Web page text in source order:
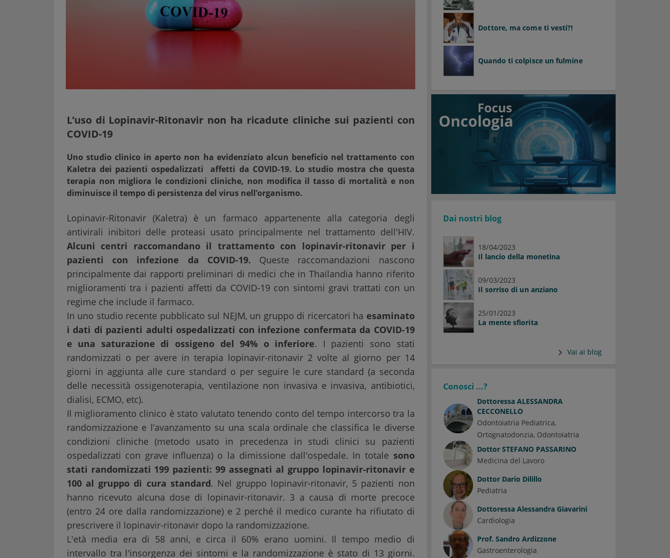
L’uso di Lopinavir-Ritonavir non ha ricadute cliniche sui pazienti con
COVID-19
Uno studio clinico in aperto non ha evidenziato alcun beneficio nel trattamento con
Kaletra dei pazienti ospedalizzati affetti da COVID-19. Lo studio mostra che questa
terapia non migliora le condizioni cliniche, non modifica il tasso di mortalità e non
diminuisce il tempo di persistenza del virus nell’organismo.
Lopinavir-Ritonavir (Kaletra) è un farmaco appartenente alla categoria degli
antivirali inibitori delle proteasi usato principalmente nel trattamento dell'HIV.
Alcuni centri raccomandano il trattamento con lopinavir-ritonavir per i
pazienti con infezione da COVID-19. Queste raccomandazioni nascono
principalmente dai rapporti preliminari di medici che in Thailandia hanno riferito
miglioramenti tra i pazienti affetti da COVID-19 con sintomi gravi trattati con un
regime che include il farmaco.
In uno studio recente pubblicato sul NEJM, un gruppo di ricercatori ha esaminato
i dati di pazienti adulti ospedalizzati con infezione confermata da COVID-19
e una saturazione di ossigeno del 94% o inferiore. I pazienti sono stati
randomizzati o per avere in terapia lopinavir-ritonavir 2 volte al giorno per 14
giorni in aggiunta alle cure standard o per seguire le cure standard (a seconda
delle necessità ossigenoterapia, ventilazione non invasiva e invasiva, antibiotici,
dialisi, ECMO, etc).
Il miglioramento clinico è stato valutato tenendo conto del tempo intercorso tra la
randomizzazione e l’avanzamento su una scala ordinale che classifica le diverse
condizioni cliniche (metodo usato in precedenza in studi clinici su pazienti
ospedalizzati con grave influenza) o la dimissione dall'ospedale. In totale sono
stati randomizzati 199 pazienti: 99 assegnati al gruppo lopinavir-ritonavir e
100 al gruppo di cura standard. Nel gruppo lopinavir-ritonavir, 5 pazienti non
hanno ricevuto alcuna dose di lopinavir-ritonavir. 3 a causa di morte precoce
(entro 24 ore dalla randomizzazione) e 2 perché il medico curante ha rifiutato di
prescrivere il lopinavir-ritonavir dopo la randomizzazione.
L'età media era di 58 anni, e circa il 60% erano uomini. Il tempo medio di
intervallo tra l'insorgenza dei sintomi e la randomizzazione è stato di 13 giorni.
Dottore, ma come ti vesti?!
Quando ti colpisce un fulmine
Dai nostri blog
18/04/2023
Il lancio della monetina
09/03/2023
Il sorriso di un anziano
25/01/2023
La mente sfiorita
Vai ai blog
Conosci ...?
Dottoressa ALESSANDRA
CECCONELLO
Odontoiatria Pediatrica
Ortognatodonzia Odontoiatria
Dottor STEFANO PASSARINO
Medicina del Lavoro
Dottor Dario Dilillo
Pediatria
Dottoressa Alessandra Giavarini
Cardiologia
Prof. Sandro Ardizzone
Gastroenterologia